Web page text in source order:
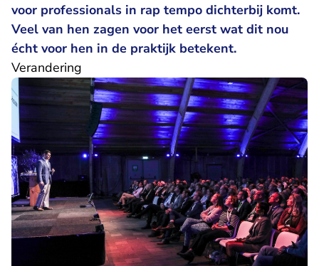
voor professionals in rap tempo dichterbij komt.
Veel van hen zagen voor het eerst wat dit nou
écht voor hen in de praktijk betekent.
Verandering